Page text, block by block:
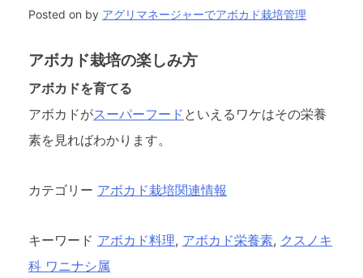
Posted on by アグリマネージャーでアボカド栽培管理
アボカド栽培の楽しみ方
アボカドを育てる
アボカドがスーパーフード といえるワケはその栄養
素を見ればわかります。
カテゴリー アボカド栽培関連情報
キーワード アボカド料理, アボカド栄養素, クスノキ
科 ワニナシ属